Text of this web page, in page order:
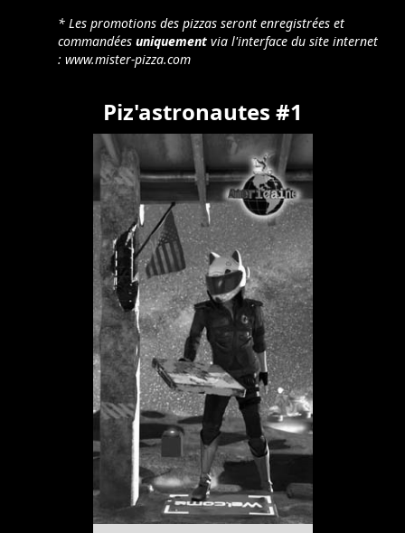
* Les promotions des pizzas seront enregistrées et
commandées uniquement via l'interface du site internet
: www.mister-pizza.com
Piz'astronautes #1